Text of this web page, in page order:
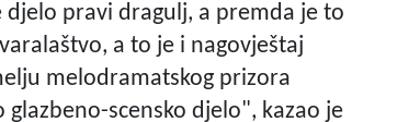
djelo pravi dragulj, a premda je to
a to je i nagovještaj
melodramatskog prizora
scensko djelo", kazao je